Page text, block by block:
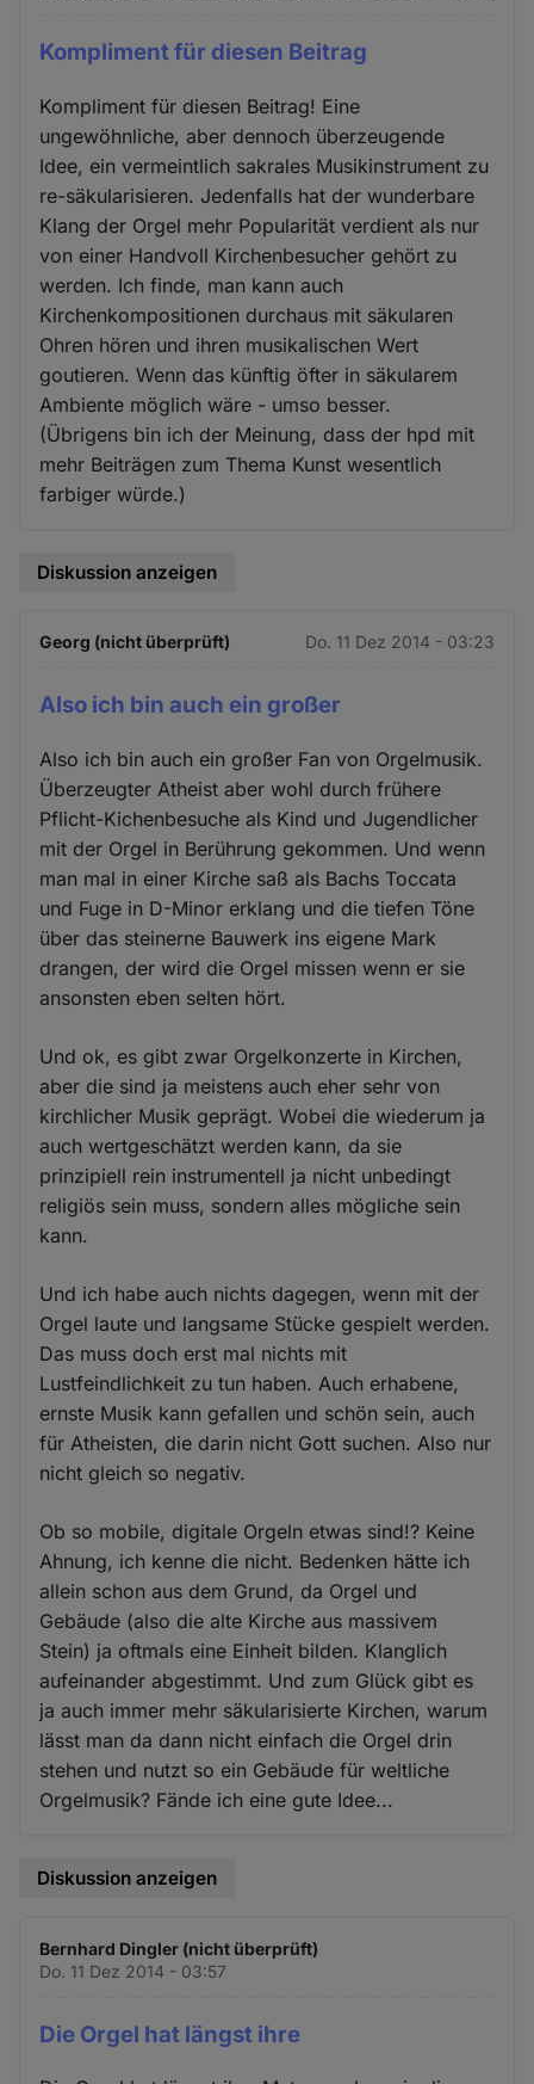
Kompliment für diesen Beitrag
Kompliment für diesen Beitrag! Eine
ungewöhnliche, aber dennoch überzeugende
Idee, ein vermeintlich sakrales Musikinstrument zu
re-säkularisieren. Jedenfalls hat der wunderbare
Klang der Orgel mehr Popularität verdient als nur
von einer Handvoll Kirchenbesucher gehört zu
werden. Ich finde, man kann auch
Kirchenkompositionen durchaus mit säkularen
Ohren hören und ihren musikalischen Wert
goutieren. Wenn das künftig öfter in säkularem
Ambiente möglich wäre - umso besser.
(Übrigens bin ich der Meinung, dass der hpd mit
mehr Beiträgen zum Thema Kunst wesentlich
farbiger würde.)
Diskussion anzeigen
Georg (nicht überprüft) Do. 11 Dez 2014 - 03:23
Also ich bin auch ein großer
Also ich bin auch ein großer Fan von Orgelmusik.
Überzeugter Atheist aber wohl durch frühere
Pflicht-Kichenbesuche als Kind und Jugendlicher
mit der Orgel in Berührung gekommen. Und wenn
man mal in einer Kirche saß als Bachs Toccata
und Fuge in D-Minor erklang und die tiefen Töne
über das steinerne Bauwerk ins eigene Mark
drangen, der wird die Orgel missen wenn er sie
ansonsten eben selten hört.
Und ok, es gibt zwar Orgelkonzerte in Kirchen,
aber die sind ja meistens auch eher sehr von
kirchlicher Musik geprägt. Wobei die wiederum ja
auch wertgeschätzt werden kann, da sie
prinzipiell rein instrumentell ja nicht unbedingt
religiös sein muss, sondern alles mögliche sein
kann.
Und ich habe auch nichts dagegen, wenn mit der
Orgel laute und langsame Stücke gespielt werden.
Das muss doch erst mal nichts mit
Lustfeindlichkeit zu tun haben. Auch erhabene,
ernste Musik kann gefallen und schön sein, auch
für Atheisten, die darin nicht Gott suchen. Also nur
nicht gleich so negativ.
Ob so mobile, digitale Orgeln etwas sind!? Keine
Ahnung, ich kenne die nicht. Bedenken hätte ich
allein schon aus dem Grund, da Orgel und
Gebäude (also die alte Kirche aus massivem
Stein) ja oftmals eine Einheit bilden. Klanglich
aufeinander abgestimmt. Und zum Glück gibt es
ja auch immer mehr säkularisierte Kirchen, warum
lässt man da dann nicht einfach die Orgel drin
stehen und nutzt so ein Gebäude für weltliche
Orgelmusik? Fände ich eine gute Idee...
Diskussion anzeigen
Bernhard Dingler (nicht überprüft)
Do. 11 Dez 2014 - 03:57
Die Orgel hat längst ihre